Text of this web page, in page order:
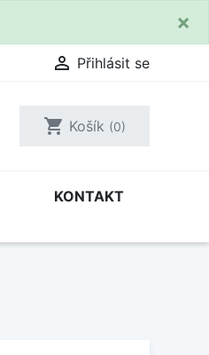
×
 Přihlásit se
shopping_cart Košík (0)
KONTAKT